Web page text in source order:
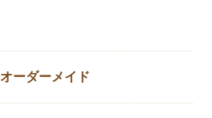
オーダーメイド